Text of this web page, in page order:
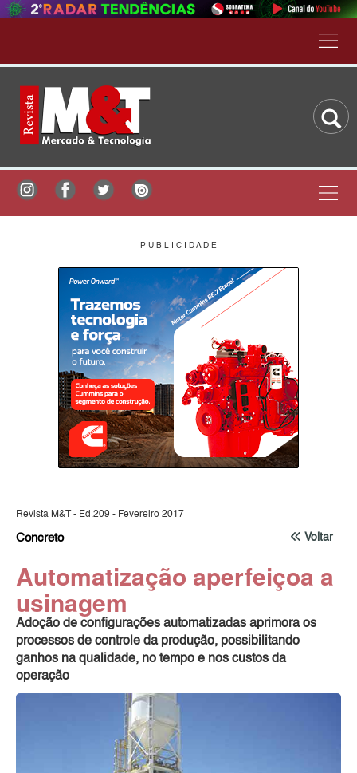
P U B L I C I D A D E
Revista M&T - Ed.209 - Fevereiro 2017
Voltar
Concreto
Automatização aperfeiçoa a
usinagem
Adoção de configurações automatizadas aprimora os
processos de controle da produção, possibilitando
ganhos na qualidade, no tempo e nos custos da
operação